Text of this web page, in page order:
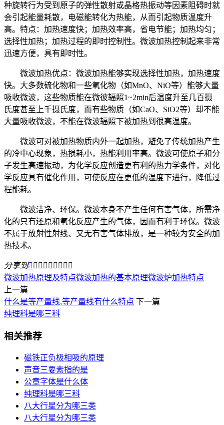
种旋转行为受到原子的弹性散射或晶格热振动等因素阻碍时就
会引起能量耗散，电磁能转化为热能，从而引起物质温度升
高。特点：加热速度快；加热效率高，省电节能；加热均匀；
选择性加热；加热过程的即时控制性。微波加热控制起来非常
迅速方便，具有即时性。
微波加热优点：微波加热能够实现选择性加热，加热速度
快。大多数硫化物和一些氧化物（如MnO、NiO等）能够大量
吸收微波，这些物质能在微彼辐照1~2min后温度升至几百摄
氏度甚至上千摄氏度，而有些物质（如CaO、SiO2等）却不能
大量吸收微波，不能在微波辐照下被加热到很高温度。
微波可对被加热物质内外一起加热，避免了传统加热产生
的冷中心现象，热损耗小，热能利用率高。微波可使原子和分
子发生高速振动，为化学反应创造更有利的热力学条件，对化
学反应具有催化作用，可使反应在更低的温度下进行，降低过
程能耗。
微波洁净、环保。微波本身不产生任何有害气体，所需净
化的只有还原和氧化反应产生的气体，因而有利于环保。微波
不属于放射性射线、又无有害气体排放，是一种较为安全的加
热技术。
分享到        
微波加热原理及特点微波加热的基本原理微波炉加热特点
上一篇
什么是等产量线,等产量线有什么特点 下一篇
纯理科是哪三科
相关推荐
磁铁正负极相吸的原理
声音三要素指的是
公章字体是什么体
纯理科是哪三科
八大行星分为哪三类
八大行星分为哪三类